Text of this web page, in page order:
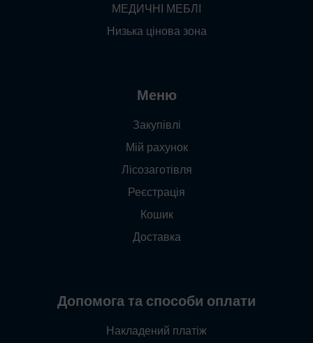
МЕДИЧНІ МЕБЛІ
Низька цінова зона
Меню
Закупівлі
Мій рахунок
Лісозаготівля
Реєстрація
Кошик
Доставка
Допомога та способи оплати
Накладений платіж